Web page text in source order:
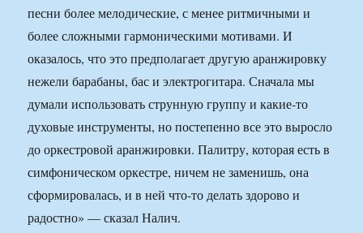
песни более мелодические, с менее ритмичными и
более сложными гармоническими мотивами. И
оказалось, что это предполагает другую аранжировку
нежели барабаны, бас и электрогитара. Сначала мы
думали использовать струнную группу и какие-то
духовые инструменты, но постепенно все это выросло
до оркестровой аранжировки. Палитру, которая есть в
симфоническом оркестре, ничем не заменишь, она
сформировалась, и в ней что-то делать здорово и
радостно» — сказал Налич.